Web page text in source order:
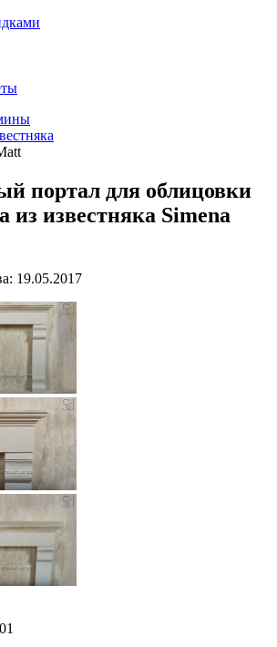
портал для облицовки
из известняка Simena
19.05.2017